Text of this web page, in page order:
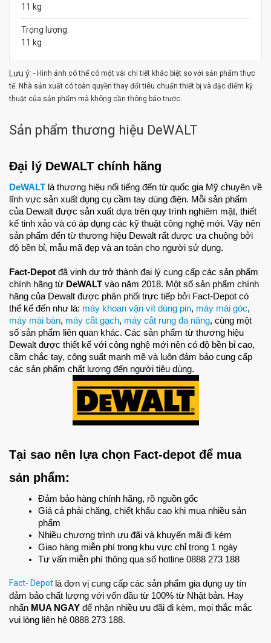
11 kg
Trọng lượng:
11 kg
Lưu ý: - Hình ảnh có thể có một vài chi tiết khác biệt so với sản phẩm thực
tế. Nhà sản xuất có toàn quyền thay đổi tiêu chuẩn thiết bị và đặc điểm kỹ
thuật của sản phẩm mà không cần thông báo trước.
Sản phẩm thương hiệu DeWALT
Đại lý DeWALT chính hãng
DeWALT là thương hiệu nổi tiếng đến từ quốc gia Mỹ chuyên về
lĩnh vực sản xuất dụng cụ cầm tay dùng điện. Mỗi sản phẩm
của Dewalt được sản xuất dựa trên quy trình nghiêm mặt, thiết
kế tinh xảo và có áp dụng các kỹ thuật công nghệ mới. Vậy nên
sản phẩm đến từ thương hiệu Dewalt rất được ưa chuộng bởi
độ bền bỉ, mẫu mã đẹp và an toàn cho người sử dụng.
Fact-Depot đã vinh dự trở thành đại lý cung cấp các sản phẩm
chính hãng từ DeWALT vào năm 2018. Một số sản phẩm chính
hãng của Dewalt được phân phối trực tiếp bởi Fact-Depot có
thể kể đến như là: máy khoan vặn vít dùng pin, máy mài góc
máy mài bàn, máy cắt gạch, máy cắt rung đa năng, cùng một
số sản phẩm liên quan khác. Các sản phẩm từ thương hiệu
Dewalt được thiết kế với công nghệ mới nên có độ bền bỉ cao,
cầm chắc tay, công suất mạnh mẽ và luôn đảm bảo cung cấp
các sản phẩm chất lượng đến người tiêu dùng.
Tại sao nên lựa chọn Fact-depot để mua
sản phẩm:
Đảm bảo hàng chính hãng, rõ nguồn gốc
Giá cả phải chăng, chiết khấu cao khi mua nhiều sản
phẩm
Nhiều chương trình ưu đãi và khuyến mãi đi kèm
Giao hàng miễn phí trong khu vực chỉ trong 1 ngày
Tư vấn miễn phí thông qua số hotline 0888 273 188
Fact- Depot là đơn vị cung cấp các sản phẩm gia dụng uy tín
đảm bảo chất lượng với vốn đầu từ 100% từ Nhật bản. Hay
nhấn MUA NGAY để nhận nhiều ưu đãi đi kèm, mọi thắc mắc
vui lòng liên hệ 0888 273 188.